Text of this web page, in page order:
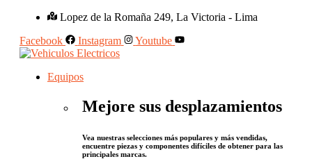
Lopez de la Romaña 249, La Victoria - Lima
Facebook
Instagram Youtube
Equipos
Mejore sus desplazamientos
Vea nuestras selecciones más populares y más vendidas,
encuentre piezas y componentes difíciles de obtener para las
principales marcas.